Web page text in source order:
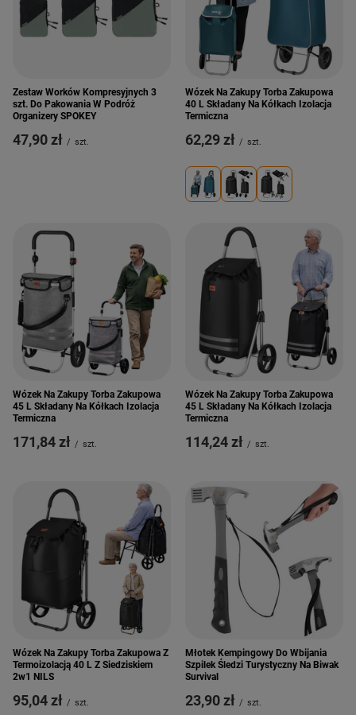
Zestaw Worków Kompresyjnych 3
szt. Do Pakowania W Podróż
Organizery SPOKEY
47,90 zł / szt.
Wózek Na Zakupy Torba Zakupowa
40 L Składany Na Kółkach Izolacja
Termiczna
62,29 zł / szt.
Wózek Na Zakupy Torba Zakupowa
45 L Składany Na Kółkach Izolacja
Termiczna
171,84 zł / szt.
Wózek Na Zakupy Torba Zakupowa
45 L Składany Na Kółkach Izolacja
Termiczna
114,24 zł / szt.
Wózek Na Zakupy Torba Zakupowa Z
Termoizolacją 40 L Z Siedziskiem
2w1 NILS
95,04 zł / szt.
Młotek Kempingowy Do Wbijania
Szpilek Śledzi Turystyczny Na Biwak
Survival
23,90 zł / szt.